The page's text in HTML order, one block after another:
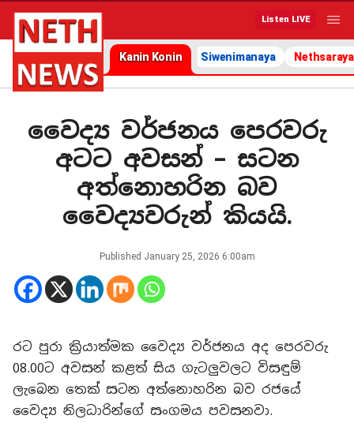
Listen LIVE
Kanin Konin Siwenimanaya Nethsaraya
වෛද්‍ය වර්ජනය පෙරවරු
අටට අවසන් – සටන
අත්නොහරින බව
වෛද්‍යවරුන් කියයි.
Published January 25, 2026 6:00am
රට පුරා ක්‍රියාත්මක වෛද්‍ය වර්ජනය අද පෙරවරු
08.00ට අවසන් කළත් සිය ගැටලුවලට විසඳුම්
ලැබෙන තෙක් සටන අත්නොහරින බව රජයේ
වෛද්‍ය නිලධාරින්ගේ සංගමය පවසනවා.